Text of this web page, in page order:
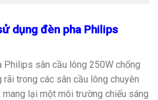
dụng đèn pha Philips
Philips sân cầu lông 250W chống
trong các sân cầu lông chuyên
mang lại một môi trường chiếu sáng